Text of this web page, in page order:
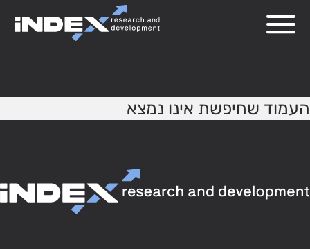
העמוד שחיפשת אינו נמצא